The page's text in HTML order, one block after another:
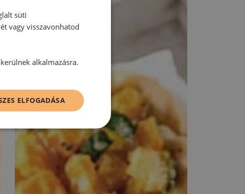
süti
vagy visszavonhatod
alkalmazásra.
ELFOGADÁSA